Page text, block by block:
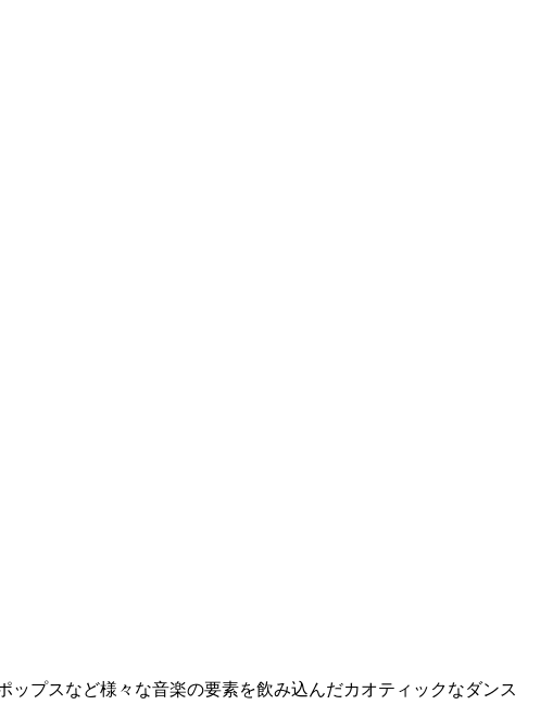
プスなど様々な音楽の要素を飲み込んだカオティックなダンス